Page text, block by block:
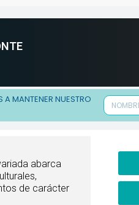
A MANTENER NUESTRO
abarca
de carácter